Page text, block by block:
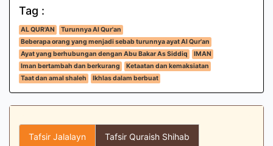
Tag :
AL QUR'AN
Turunnya Al Qur'an
Beberapa orang yang menjadi sebab turunnya ayat Al Qur'an
Ayat yang berhubungan dengan Abu Bakar As Siddiq
IMAN
Iman bertambah dan berkurang
Ketaatan dan kemaksiatan
Taat dan amal shaleh
Ikhlas dalam berbuat
Tafsir Jalalayn Tafsir Quraish Shihab